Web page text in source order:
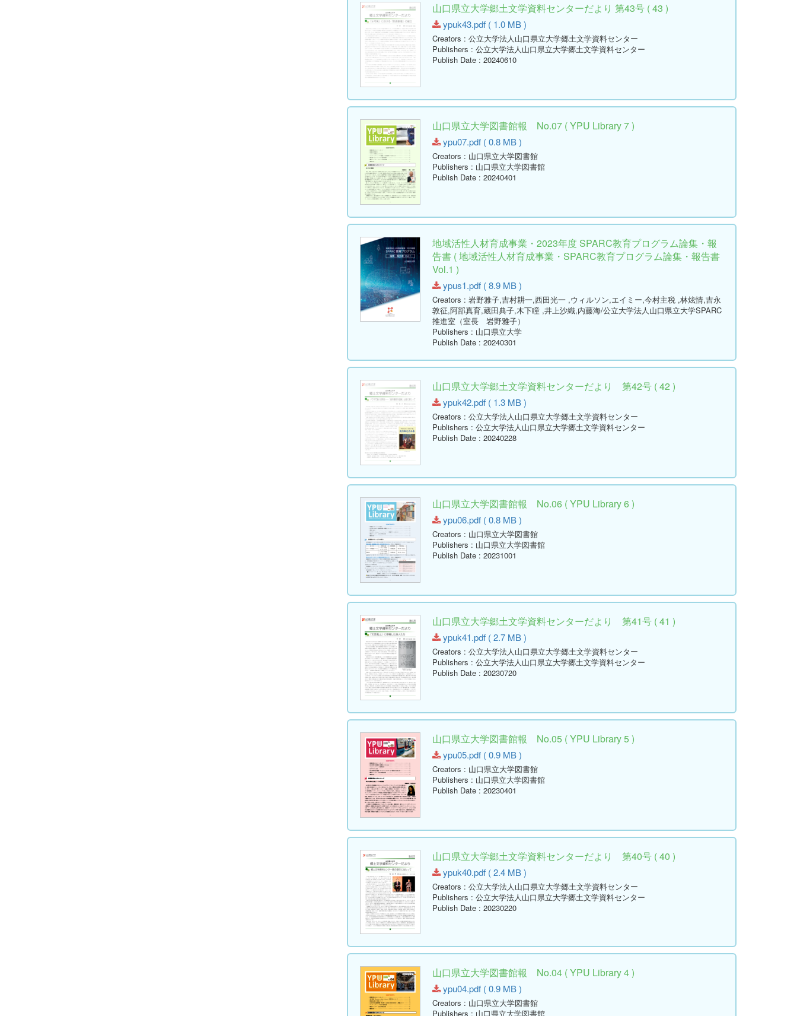
山口県立大学郷土文学資料センターだより 第43号 ( 43 )
ypuk43.pdf ( 1.0 MB )
Creators : 公立大学法人山口県立大学郷土文学資料センター
Publishers : 公立大学法人山口県立大学郷土文学資料センター
Publish Date : 20240610
山口県立大学図書館報 No.07 ( YPU Library 7 )
ypu07.pdf ( 0.8 MB )
Creators : 山口県立大学図書館
Publishers : 山口県立大学図書館
Publish Date : 20240401
地域活性人材育成事業・2023年度 SPARC教育プログラム論集・報
告書 ( 地域活性人材育成事業・SPARC教育プログラム論集・報告書
Vol.1 )
ypus1.pdf ( 8.9 MB )
Creators : 岩野雅子,吉村耕一,西田光一 ,ウィルソン,エイミー,今村主税 ,林炫情,吉永
敦征,阿部真育,蔵田典子,木下瞳 ,井上沙織,内藤海/公立大学法人山口県立大学SPARC
推進室（室長 岩野雅子）
Publishers : 山口県立大学
Publish Date : 20240301
山口県立大学郷土文学資料センターだより 第42号 ( 42 )
ypuk42.pdf ( 1.3 MB )
Creators : 公立大学法人山口県立大学郷土文学資料センター
Publishers : 公立大学法人山口県立大学郷土文学資料センター
Publish Date : 20240228
山口県立大学図書館報 No.06 ( YPU Library 6 )
ypu06.pdf ( 0.8 MB )
Creators : 山口県立大学図書館
Publishers : 山口県立大学図書館
Publish Date : 20231001
山口県立大学郷土文学資料センターだより 第41号 ( 41 )
ypuk41.pdf ( 2.7 MB )
Creators : 公立大学法人山口県立大学郷土文学資料センター
Publishers : 公立大学法人山口県立大学郷土文学資料センター
Publish Date : 20230720
山口県立大学図書館報 No.05 ( YPU Library 5 )
ypu05.pdf ( 0.9 MB )
Creators : 山口県立大学図書館
Publishers : 山口県立大学図書館
Publish Date : 20230401
山口県立大学郷土文学資料センターだより 第40号 ( 40 )
ypuk40.pdf ( 2.4 MB )
Creators : 公立大学法人山口県立大学郷土文学資料センター
Publishers : 公立大学法人山口県立大学郷土文学資料センター
Publish Date : 20230220
山口県立大学図書館報 No.04 ( YPU Library 4 )
ypu04.pdf ( 0.9 MB )
Creators : 山口県立大学図書館
Publishers : 山口県立大学図書館